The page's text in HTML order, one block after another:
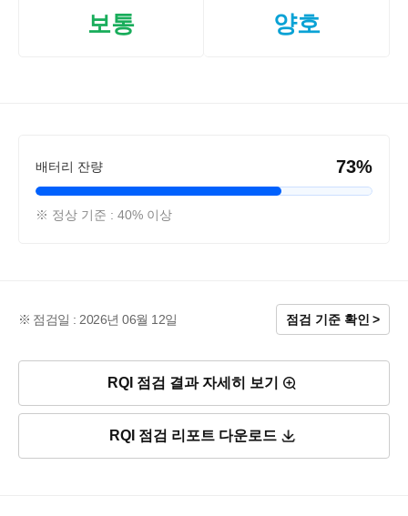
보통 양호
배터리 잔량 73%
※ 정상 기준 : 40% 이상
점검일 : 2026년 06월 12일 점검 기준 확인
RQI 점검 결과 자세히 보기
RQI 점검 리포트 다운로드